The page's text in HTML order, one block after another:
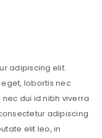
adipiscing elit.
lobortis nec
dui id nibh viverra
adipiscing
elit leo, in